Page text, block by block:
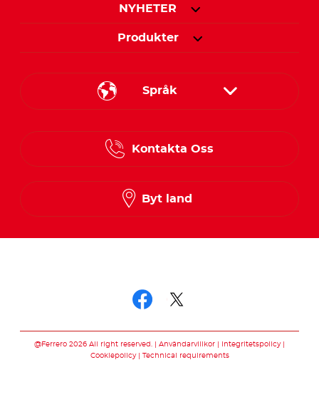
NYHETER
Produkter
Språk
Norwegian
Kontakta Oss
Byt land
@Ferrero 2026 All right reserved. Användarvillkor
Integritetspolicy
Cookiepolicy
Technical requirements